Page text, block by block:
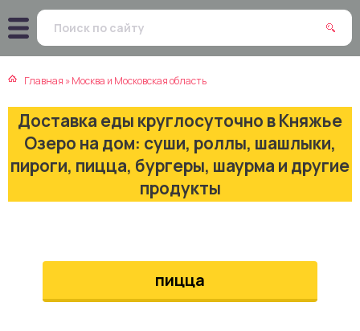
Главная »Москва и Московская область
Доставка еды круглосуточно в Княжье
Озеро на дом: суши, роллы, шашлыки,
пироги, пицца, бургеры, шаурма и другие
продукты
пицца
кухня
кухня
кухня